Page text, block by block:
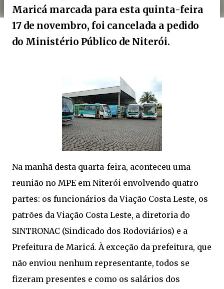
Maricá marcada para esta quinta-feira
17 de novembro, foi cancelada a pedido
do Ministério Público de Niterói.
Na manhã desta quarta-feira, aconteceu uma
reunião no MPE em Niterói envolvendo quatro
partes: os funcionários da Viação Costa Leste, os
patrões da Viação Costa Leste, a diretoria do
SINTRONAC (Sindicado dos Rodoviários) e a
Prefeitura de Maricá. À exceção da prefeitura, que
não enviou nenhum representante, todos se
fizeram presentes e como os salários dos